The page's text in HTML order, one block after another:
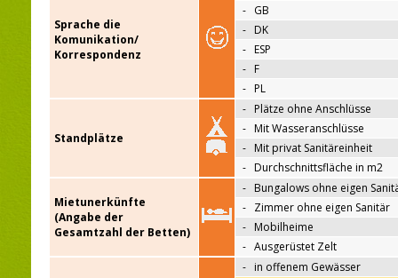
Sprache die
Komunikation/
Korrespondenz
- GB
- DK
- ESP
- F
- PL
Standplätze
- Plätze ohne Anschlüsse
- Mit Wasseranschlüsse
- Mit privat Sanitäreinheit
- Durchschnittsfläche in m2
Mietunerkünfte
(Angabe der
Gesamtzahl der Betten)
- Bungalows ohne eigen
- Zimmer ohne eigen Sanitär
- Mobilheime
- Ausgerüstet Zelt
- in offenem Gewässer